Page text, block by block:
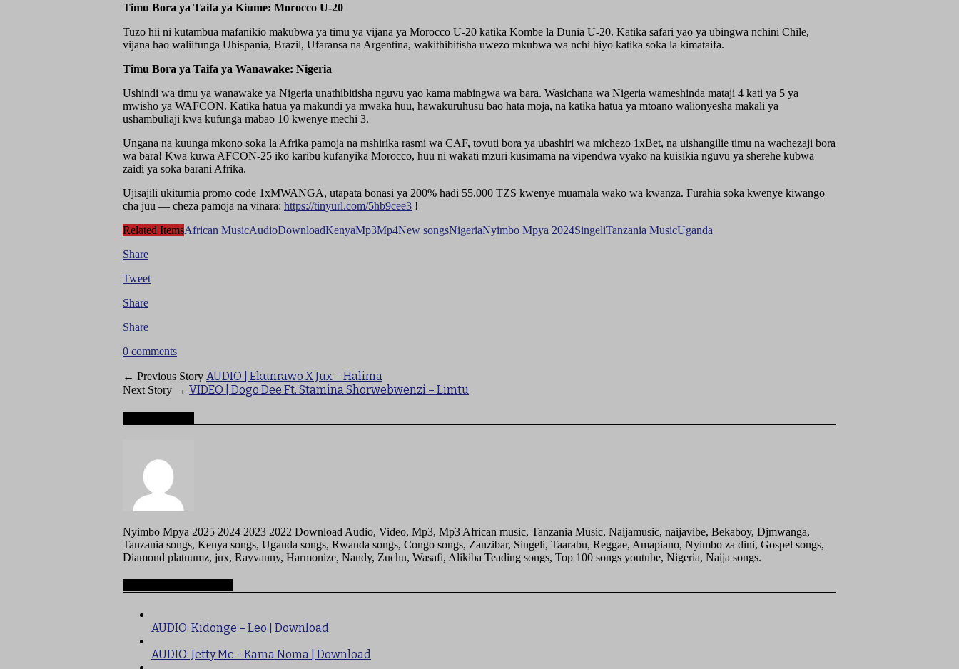
Timu Bora ya Taifa ya Kiume: Morocco U-20
Tuzo hii ni kutambua mafanikio makubwa ya timu ya vijana ya Morocco U-20 katika Kombe la Dunia U-20. Katika safari yao ya ubingwa nchini Chile,
vijana hao waliifunga Uhispania, Brazil, Ufaransa na Argentina, wakithibitisha uwezo mkubwa wa nchi hiyo katika soka la kimataifa.
Timu Bora ya Taifa ya Wanawake: Nigeria
Ushindi wa timu ya wanawake ya Nigeria unathibitisha nguvu yao kama mabingwa wa bara. Wasichana wa Nigeria wameshinda mataji 4 kati ya 5 ya
mwisho ya WAFCON. Katika hatua ya makundi ya mwaka huu, hawakuruhusu bao hata moja, na katika hatua ya mtoano walionyesha makali ya
ushambuliaji kwa kufunga mabao 10 kwenye mechi 3.
Ungana na kuunga mkono soka la Afrika pamoja na mshirika rasmi wa CAF, tovuti bora ya ubashiri wa michezo 1xBet, na uishangilie timu na wachezaji bora
wa bara! Kwa kuwa AFCON-25 iko karibu kufanyika Morocco, huu ni wakati mzuri kusimama na vipendwa vyako na kuisikia nguvu ya sherehe kubwa
zaidi ya soka barani Afrika.
Ujisajili ukitumia promo code 1xMWANGA, utapata bonasi ya 200% hadi 55,000 TZS kwenye muamala wako wa kwanza. Furahia soka kwenye kiwango
cha juu — cheza pamoja na vinara: https://tinyurl.com/5hb9cee3 !
Related ItemsAfrican MusicAudioDownloadKenyaMp3Mp4New songsNigeriaNyimbo Mpya 2024SingeliTanzania MusicUganda
Share
Tweet
Share
Share
0 comments
← Previous Story AUDIO | Ekunrawo X Jux – Halima
Next Story → VIDEO | Dogo Dee Ft. Stamina Shorwebwenzi – Limtu
Nyimbo Mpya 2025 2024 2023 2022 Download Audio, Video, Mp3, Mp3 African music, Tanzania Music, Naijamusic, naijavibe, Bekaboy, Djmwanga,
Tanzania songs, Kenya songs, Uganda songs, Rwanda songs, Congo songs, Zanzibar, Singeli, Taarabu, Reggae, Amapiano, Nyimbo za dini, Gospel songs,
Diamond platnumz, jux, Rayvanny, Harmonize, Nandy, Zuchu, Wasafi, Alikiba Teading songs, Top 100 songs youtube, Nigeria, Naija songs.
AUDIO: Kidonge – Leo | Download
AUDIO: Jetty Mc – Kama Noma | Download